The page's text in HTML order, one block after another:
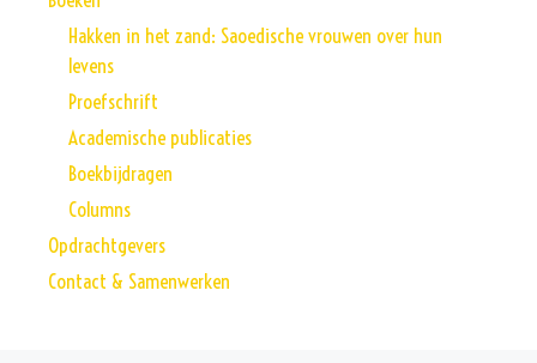
Hakken in het zand: Saoedische vrouwen over hun
levens
Proefschrift
Academische publicaties
Boekbijdragen
Columns
Opdrachtgevers
Contact & Samenwerken